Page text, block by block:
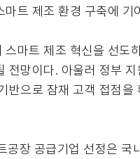
트 제조 환경 구축에 기
마트 제조 혁신을 선
전망이다. 아울러 정부
반으로 잠재 고객 접점
장 공급기업 선정은